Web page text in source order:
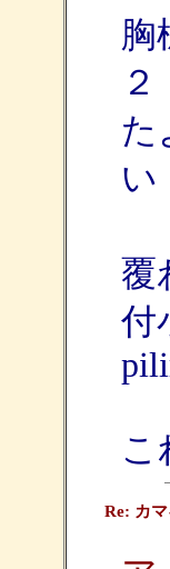
胸
た
い
覆
付
こ
Re: カ